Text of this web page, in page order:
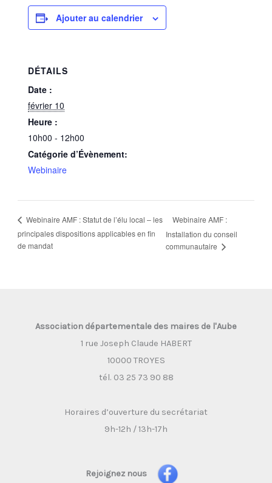
Ajouter au calendrier
DÉTAILS
Date :
février 10
Heure :
10h00 - 12h00
Catégorie d’Évènement:
Webinaire
Webinaire AMF : Statut de l’élu local – les
principales dispositions applicables en fin
de mandat
Webinaire AMF :
Installation du conseil
communautaire
Association départementale des maires de l'Aube
1 rue Joseph Claude HABERT
10000 TROYES
tél. 03 25 73 90 88
Horaires d’ouverture du secrétariat
9h-12h / 13h-17h
Rejoignez nous